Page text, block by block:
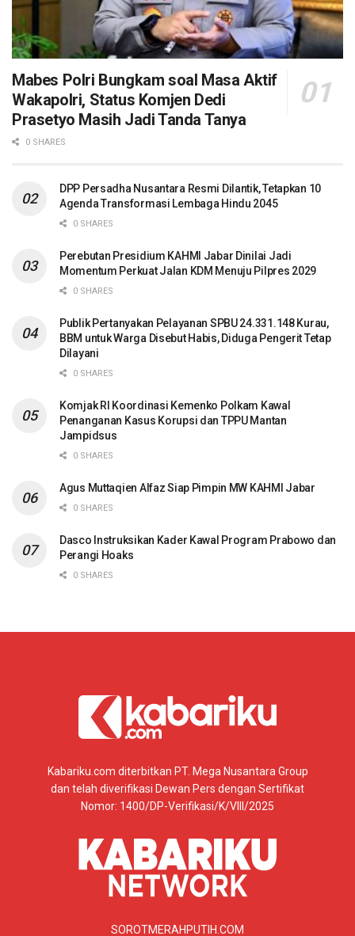
Mabes Polri Bungkam soal Masa Aktif
Wakapolri, Status Komjen Dedi
Prasetyo Masih Jadi Tanda Tanya
0 SHARES
DPP Persadha Nusantara Resmi Dilantik, Tetapkan 10
Agenda Transformasi Lembaga Hindu 2045
0 SHARES
Perebutan Presidium KAHMI Jabar Dinilai Jadi
Momentum Perkuat Jalan KDM Menuju Pilpres 2029
0 SHARES
Publik Pertanyakan Pelayanan SPBU 24.331.148 Kurau,
BBM untuk Warga Disebut Habis, Diduga Pengerit Tetap
Dilayani
0 SHARES
Komjak RI Koordinasi Kemenko Polkam Kawal
Penanganan Kasus Korupsi dan TPPU Mantan
Jampidsus
0 SHARES
Agus Muttaqien Alfaz Siap Pimpin MW KAHMI Jabar
0 SHARES
Dasco Instruksikan Kader Kawal Program Prabowo dan
Perangi Hoaks
0 SHARES
Kabariku.com diterbitkan PT. Mega Nusantara Group
dan telah diverifikasi Dewan Pers dengan Sertifikat
Nomor: 1400/DP-Verifikasi/K/VIII/2025
SOROTMERAHPUTIH.COM